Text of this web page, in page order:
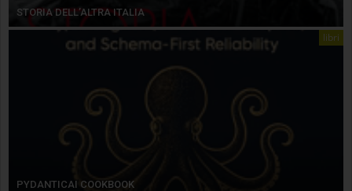
STORIA DELL’ALTRA ITALIA
libri
PYDANTICAI COOKBOOK